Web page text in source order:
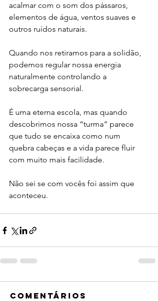
acalmar com o som dos pássaros,
elementos de água, ventos suaves e
outros ruídos naturais.
Quando nos retiramos para a solidão,
podemos regular nossa energia
naturalmente controlando a
sobrecarga sensorial.
É uma eterna escola, mas quando
descobrimos nossa “turma” parece
que tudo se encaixa como num
quebra cabeças e a vida parece fluir
com muito mais facilidade.
Não sei se com vocês foi assim que
aconteceu.
Comentários